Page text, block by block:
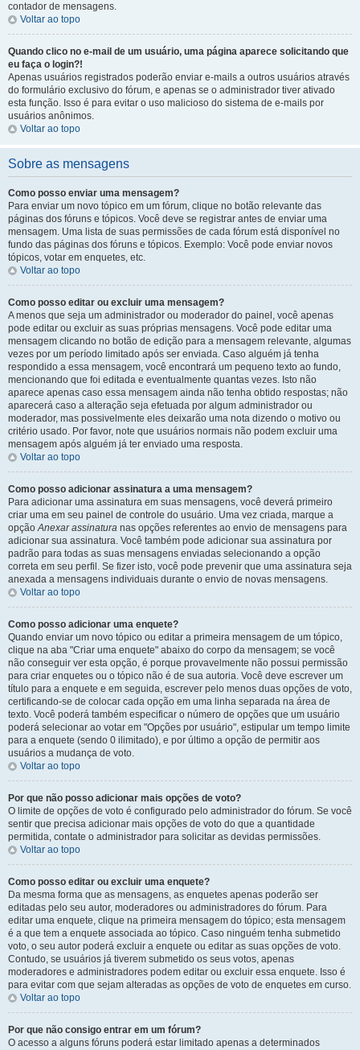
contador de mensagens.
Voltar ao topo
Quando clico no e-mail de um usuário, uma página aparece solicitando que
eu faça o login?!
Apenas usuários registrados poderão enviar e-mails a outros usuários através
do formulário exclusivo do fórum, e apenas se o administrador tiver ativado
esta função. Isso é para evitar o uso malicioso do sistema de e-mails por
usuários anônimos.
Voltar ao topo
Sobre as mensagens
Como posso enviar uma mensagem?
Para enviar um novo tópico em um fórum, clique no botão relevante das
páginas dos fóruns e tópicos. Você deve se registrar antes de enviar uma
mensagem. Uma lista de suas permissões de cada fórum está disponível no
fundo das páginas dos fóruns e tópicos. Exemplo: Você pode enviar novos
tópicos, votar em enquetes, etc.
Voltar ao topo
Como posso editar ou excluir uma mensagem?
A menos que seja um administrador ou moderador do painel, você apenas
pode editar ou excluir as suas próprias mensagens. Você pode editar uma
mensagem clicando no botão de edição para a mensagem relevante, algumas
vezes por um período limitado após ser enviada. Caso alguém já tenha
respondido a essa mensagem, você encontrará um pequeno texto ao fundo,
mencionando que foi editada e eventualmente quantas vezes. Isto não
aparece apenas caso essa mensagem ainda não tenha obtido respostas; não
aparecerá caso a alteração seja efetuada por algum administrador ou
moderador, mas possivelmente eles deixarão uma nota dizendo o motivo ou
critério usado. Por favor, note que usuários normais não podem excluir uma
mensagem após alguém já ter enviado uma resposta.
Voltar ao topo
Como posso adicionar assinatura a uma mensagem?
Para adicionar uma assinatura em suas mensagens, você deverá primeiro
criar uma em seu painel de controle do usuário. Uma vez criada, marque a
opçãoAnexar assinatura nas opções referentes ao envio de mensagens para
adicionar sua assinatura. Você também pode adicionar sua assinatura por
padrão para todas as suas mensagens enviadas selecionando a opção
correta em seu perfil. Se fizer isto, você pode prevenir que uma assinatura seja
anexada a mensagens individuais durante o envio de novas mensagens.
Voltar ao topo
Como posso adicionar uma enquete?
Quando enviar um novo tópico ou editar a primeira mensagem de um tópico,
clique na aba "Criar uma enquete" abaixo do corpo da mensagem; se você
não conseguir ver esta opção, é porque provavelmente não possui permissão
para criar enquetes ou o tópico não é de sua autoria. Você deve escrever um
título para a enquete e em seguida, escrever pelo menos duas opções de voto,
certificando-se de colocar cada opção em uma linha separada na área de
texto. Você poderá também especificar o número de opções que um usuário
poderá selecionar ao votar em "Opções por usuário", estipular um tempo limite
para a enquete (sendo 0 ilimitado), e por último a opção de permitir aos
usuários a mudança de voto.
Voltar ao topo
Por que não posso adicionar mais opções de voto?
O limite de opções de voto é configurado pelo administrador do fórum. Se você
sentir que precisa adicionar mais opções de voto do que a quantidade
permitida, contate o administrador para solicitar as devidas permissões.
Voltar ao topo
Como posso editar ou excluir uma enquete?
Da mesma forma que as mensagens, as enquetes apenas poderão ser
editadas pelo seu autor, moderadores ou administradores do fórum. Para
editar uma enquete, clique na primeira mensagem do tópico; esta mensagem
é a que tem a enquete associada ao tópico. Caso ninguém tenha submetido
voto, o seu autor poderá excluir a enquete ou editar as suas opções de voto.
Contudo, se usuários já tiverem submetido os seus votos, apenas
moderadores e administradores podem editar ou excluir essa enquete. Isso é
para evitar com que sejam alteradas as opções de voto de enquetes em curso.
Voltar ao topo
Por que não consigo entrar em um fórum?
O acesso a alguns fóruns poderá estar limitado apenas a determinados